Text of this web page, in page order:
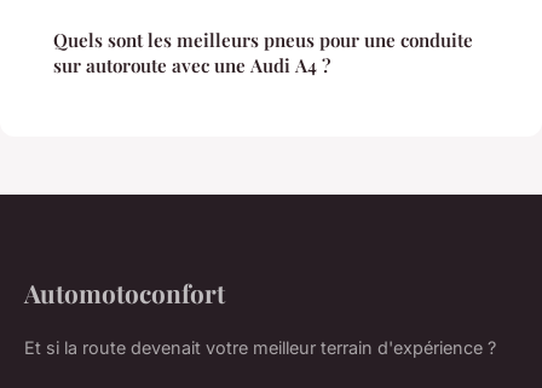
Quels sont les meilleurs pneus pour une conduite
sur autoroute avec une Audi A4 ?
Automotoconfort
Et si la route devenait votre meilleur terrain d'expérience ?